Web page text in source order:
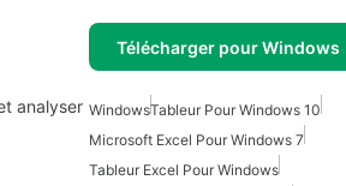
Télécharger pour Windows
analyser WindowsTableur Pour Windows 10
Microsoft Excel Pour Windows 7
Tableur Excel Pour Windows